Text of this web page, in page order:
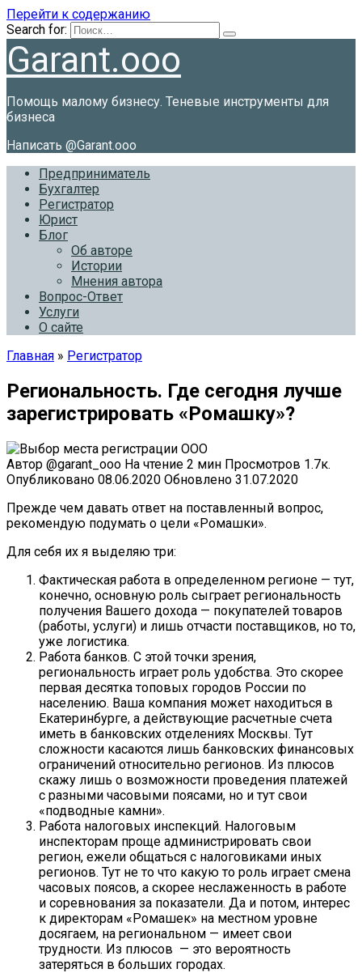
Перейти к содержанию
Search for:
Garant.ooo
Помощь малому бизнесу. Теневые инструменты для
бизнеса
Написать @Garant.ooo
Предприниматель
Бухгалтер
Регистратор
Юрист
Блог
Об авторе
Истории
Мнения автора
Вопрос-Ответ
Услуги
О сайте
Главная » Регистратор
Региональность. Где сегодня лучше
зарегистрировать «Ромашку»?
Автор @garant_ooo На чтение 2 мин Просмотров 1.7к.
Опубликовано 08.06.2020 Обновлено 31.07.2020
Прежде чем давать ответ на поставленный вопрос,
рекомендую подумать о цели «Ромашки».
Для себя их я выделяю три:
Фактическая работа в определенном регионе — тут,
конечно, основную роль сыграет региональность
получения Вашего дохода — покупателей товаров
(работы, услуги) и лишь отчасти поставщиков, но то,
уже логистика.
Работа банков. С этой точки зрения,
региональность играет роль удобства. Это скорее
первая десятка топовых городов России по
населению. Ваша компания может находиться в
Екатеринбурге, а действующие расчетные счета
иметь в банковских отделениях Москвы. Тут
сложности касаются лишь банковских финансовых
ограничений относительно регионов. Из плюсов
скажу лишь о возможности проведения платежей
с разными часовыми поясами, но и тут свои
«подводные камни».
Работа налоговых инспекций. Налоговым
инспекторам проще администрировать свои
регион, ежели общаться с налоговиками иных
регионов. Тут не то что какую то роль играет смена
часовых поясов, а скорее неслаженность в работе
и соревнования за показатели. Да и потом, интерес
к директорам «Ромашек» на местном уровне
досягаем, на региональном — имеет свои
трудности. Из плюсов — это вероятность
затеряться в больших городах.